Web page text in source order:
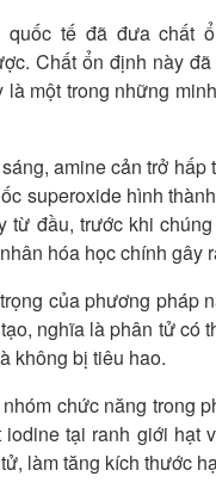
quốc tế đã đưa chất
Chất ổn định này
là một trong những
amine cản trở
superoxide hình
từ đầu, trước khi
hóa học chính gây
của phương pháp
nghĩa là phân tử có
không bị tiêu hao.
chức năng trong
tại ranh giới hạt
làm tăng kích thước